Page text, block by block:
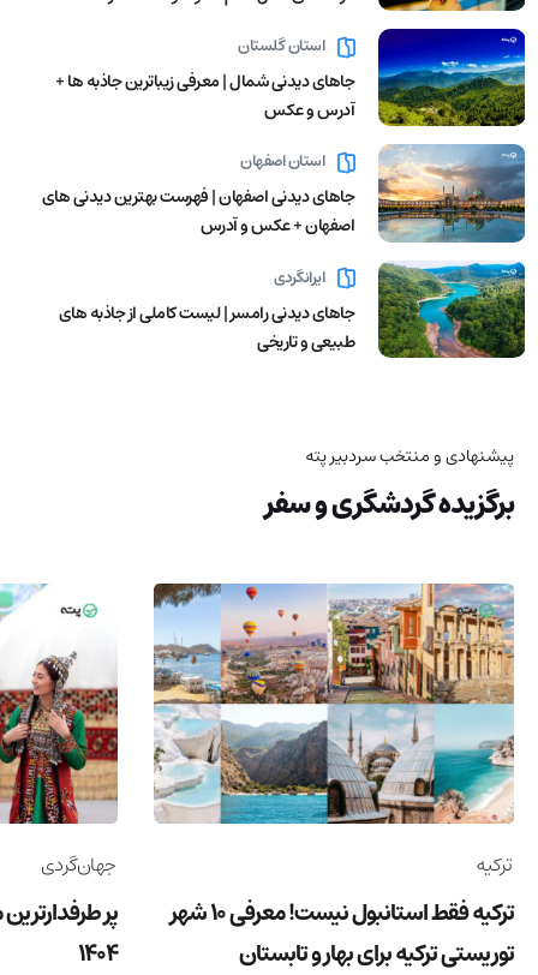
استان گلستان
جاهای دیدنی شمال | معرفی زیباترین جاذبه ها +
آدرس و عکس
استان اصفهان
جاهای دیدنی اصفهان | فهرست بهترین دیدنی های
اصفهان + عکس و آدرس
ایرانگردی
جاهای دیدنی رامسر | لیست کاملی از جاذبه های
طبیعی و تاریخی
پیشنهادی و منتخب سردبیر پته
برگزیده گردشگری و سفر
ترکیه
ترکیه فقط استانبول نیست! معرفی 10 شهر
توریستی ترکیه برای بهار و تابستان
جهان‌گردی
پر
1404